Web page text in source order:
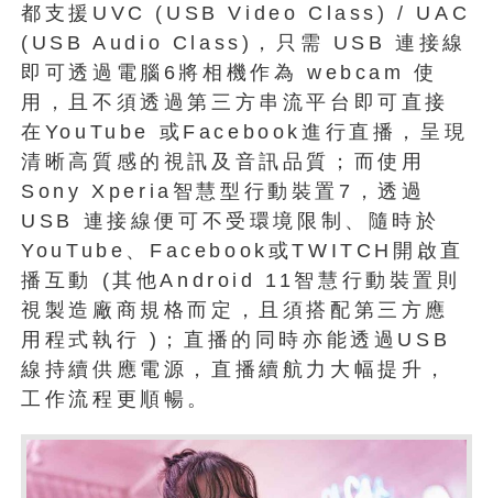
都支援UVC (USB Video Class) / UAC
(USB Audio Class)，只需 USB 連接線
即可透過電腦6將相機作為 webcam 使
用，且不須透過第三方串流平台即可直接
在YouTube 或Facebook進行直播，呈現
清晰高質感的視訊及音訊品質；而使用
Sony Xperia智慧型行動裝置7，透過
USB 連接線便可不受環境限制、隨時於
YouTube、Facebook或TWITCH開啟直
播互動 (其他Android 11智慧行動裝置則
視製造廠商規格而定，且須搭配第三方應
用程式執行 )；直播的同時亦能透過USB
線持續供應電源，直播續航力大幅提升，
工作流程更順暢。